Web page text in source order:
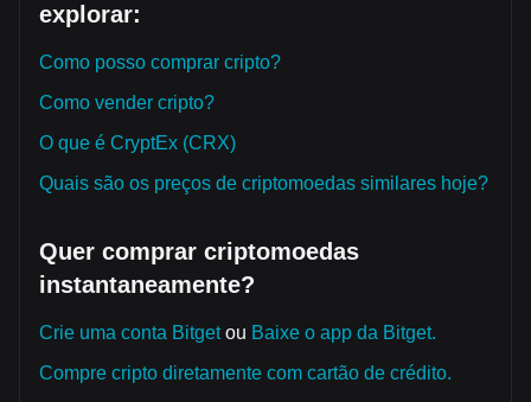
explorar:
Como posso comprar cripto?
Como vender cripto?
O que é CryptEx (CRX)
Quais são os preços de criptomoedas similares hoje?
Quer comprar criptomoedas
instantaneamente?
Crie uma conta Bitgetou Baixe o app da Bitget.
Compre cripto diretamente com cartão de crédito.